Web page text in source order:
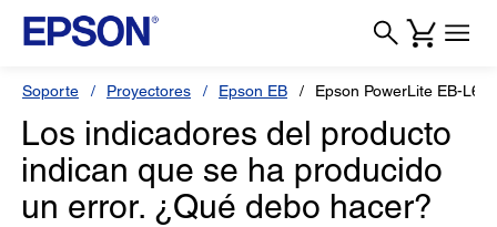
Soporte Proyectores Epson EB Epson PowerLite EB-
Los indicadores del producto
indican que se ha producido
un error. ¿Qué debo hacer?